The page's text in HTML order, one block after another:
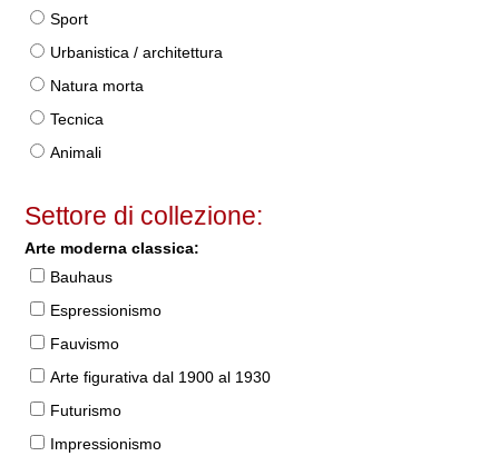
Sport
Urbanistica / architettura
Natura morta
Tecnica
Animali
Settore di collezione:
Arte moderna classica:
Bauhaus
Espressionismo
Fauvismo
Arte figurativa dal 1900 al 1930
Futurismo
Impressionismo